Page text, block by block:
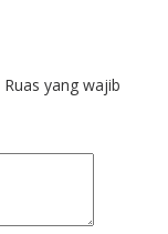
Ruas yang wajib